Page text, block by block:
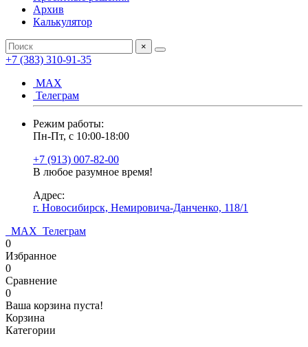
Архив
Калькулятор
×
+7 (383) 310-91-35
МАХ
Телеграм
Режим работы:
Пн-Пт, с 10:00-18:00
+7 (913) 007-82-00
В любое разумное время!
Адрес:
г. Новосибирск, Немировича-Данченко, 118/1
МАХ Телеграм
0
Избранное
0
Сравнение
0
Ваша корзина пуста!
Корзина
Категории